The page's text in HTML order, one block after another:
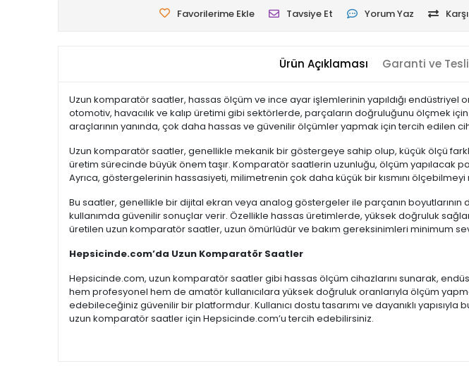
Favorilerime Ekle Tavsiye Et Yorum Yaz
Ürün Açıklaması Garanti ve
Uzun komparatör saatler, hassas ölçüm ve ince ayar işlemlerinin yapıldığı endüstriyel
otomotiv, havacılık ve kalıp üretimi gibi sektörlerde, parçaların doğruluğunu ölçmek
araçlarının yanında, çok daha hassas ve güvenilir ölçümler yapmak için tercih edilen
Uzun komparatör saatler, genellikle mekanik bir göstergeye sahip olup, küçük ölçü
üretim sürecinde büyük önem taşır. Komparatör saatlerin uzunluğu, ölçüm yapılacak
Ayrıca, göstergelerinin hassasiyeti, milimetrenin çok daha küçük bir kısmını ölçebilmeyi
Bu saatler, genellikle bir dijital ekran veya analog göstergeler ile parçanın boyutlarının
kullanımda güvenilir sonuçlar verir. Özellikle hassas üretimlerde, yüksek doğruluk
üretilen uzun komparatör saatler, uzun ömürlüdür ve bakım gereksinimleri minimum
Hepsicinde.com’da Uzun Komparatör Saatler
Hepsicinde.com, uzun komparatör saatler gibi hassas ölçüm cihazlarını sunarak,
hem profesyonel hem de amatör kullanıcılara yüksek doğruluk oranlarıyla ölçüm
edebileceğiniz güvenilir bir platformdur. Kullanıcı dostu tasarımı ve dayanıklı
uzun komparatör saatler için Hepsicinde.com’u tercih edebilirsiniz.